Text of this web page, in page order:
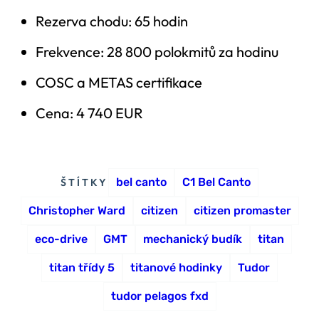
Rezerva chodu: 65 hodin
Frekvence: 28 800 polokmitů za hodinu
COSC a METAS certifikace
Cena: 4 740 EUR
ŠTÍTKY bel canto C1 Bel Canto
Christopher Ward citizen citizen promaster
eco-drive GMT mechanický budík titan
titan třídy 5 titanové hodinky Tudor
tudor pelagos fxd